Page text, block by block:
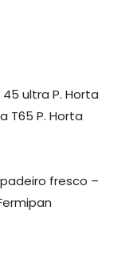
ultra P. Horta
T65 P. Horta
fresco –